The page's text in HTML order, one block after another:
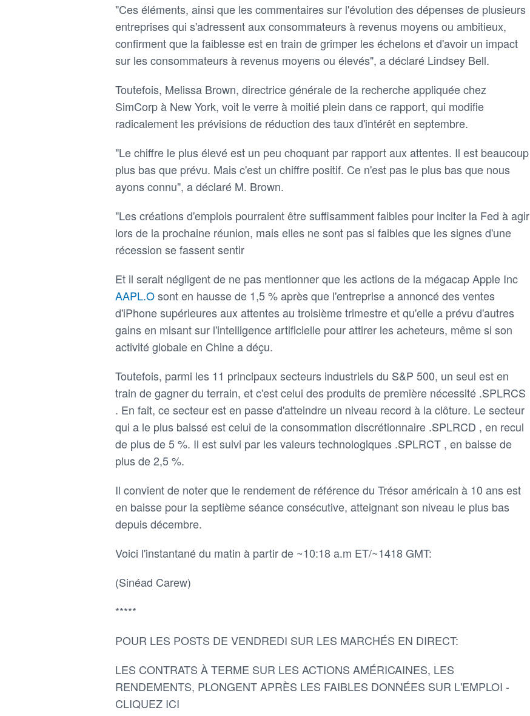
"Ces éléments, ainsi que les commentaires sur l'évolution des dépenses de plusieurs
entreprises qui s'adressent aux consommateurs à revenus moyens ou ambitieux,
confirment que la faiblesse est en train de grimper les échelons et d'avoir un impact
sur les consommateurs à revenus moyens ou élevés", a déclaré Lindsey Bell.
Toutefois, Melissa Brown, directrice générale de la recherche appliquée chez
SimCorp à New York, voit le verre à moitié plein dans ce rapport, qui modifie
radicalement les prévisions de réduction des taux d'intérêt en septembre.
"Le chiffre le plus élevé est un peu choquant par rapport aux attentes. Il est beaucoup
plus bas que prévu. Mais c'est un chiffre positif. Ce n'est pas le plus bas que nous
ayons connu", a déclaré M. Brown.
"Les créations d'emplois pourraient être suffisamment faibles pour inciter la Fed à agir
lors de la prochaine réunion, mais elles ne sont pas si faibles que les signes d'une
récession se fassent sentir
Et il serait négligent de ne pas mentionner que les actions de la mégacap Apple Inc
AAPL.Osont en hausse de 1,5 % après que l'entreprise a annoncé des ventes
d'iPhone supérieures aux attentes au troisième trimestre et qu'elle a prévu d'autres
gains en misant sur l'intelligence artificielle pour attirer les acheteurs, même si son
activité globale en Chine a déçu.
Toutefois, parmi les 11 principaux secteurs industriels du S&P 500, un seul est en
train de gagner du terrain, et c'est celui des produits de première nécessité .SPLRCS
. En fait, ce secteur est en passe d'atteindre un niveau record à la clôture. Le secteur
qui a le plus baissé est celui de la consommation discrétionnaire .SPLRCD , en recul
de plus de 5 %. Il est suivi par les valeurs technologiques .SPLRCT , en baisse de
plus de 2,5 %.
Il convient de noter que le rendement de référence du Trésor américain à 10 ans est
en baisse pour la septième séance consécutive, atteignant son niveau le plus bas
depuis décembre.
Voici l'instantané du matin à partir de ~10:18 a.m ET/~1418 GMT:
(Sinéad Carew)
*****
POUR LES POSTS DE VENDREDI SUR LES MARCHÉS EN DIRECT:
LES CONTRATS À TERME SUR LES ACTIONS AMÉRICAINES, LES
RENDEMENTS, PLONGENT APRÈS LES FAIBLES DONNÉES SUR L'EMPLOI -
CLIQUEZ ICI